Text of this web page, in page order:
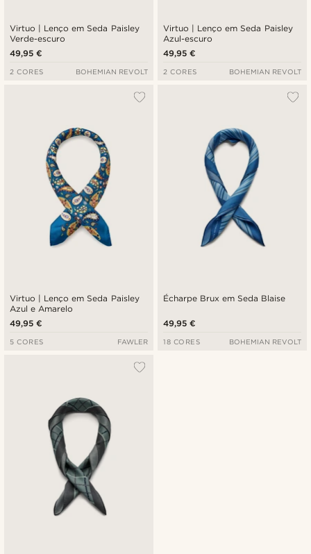
Virtuo | Lenço em Seda Paisley
Verde-escuro
49,95 €
2 CORES BOHEMIAN REVOLT
Virtuo | Lenço em Seda Paisley
Azul-escuro
49,95 €
2 CORES BOHEMIAN REVOLT
Virtuo | Lenço em Seda Paisley
Azul e Amarelo
49,95 €
5 CORES FAWLER
Écharpe Brux em Seda Blaise
49,95 €
18 CORES BOHEMIAN REVOLT